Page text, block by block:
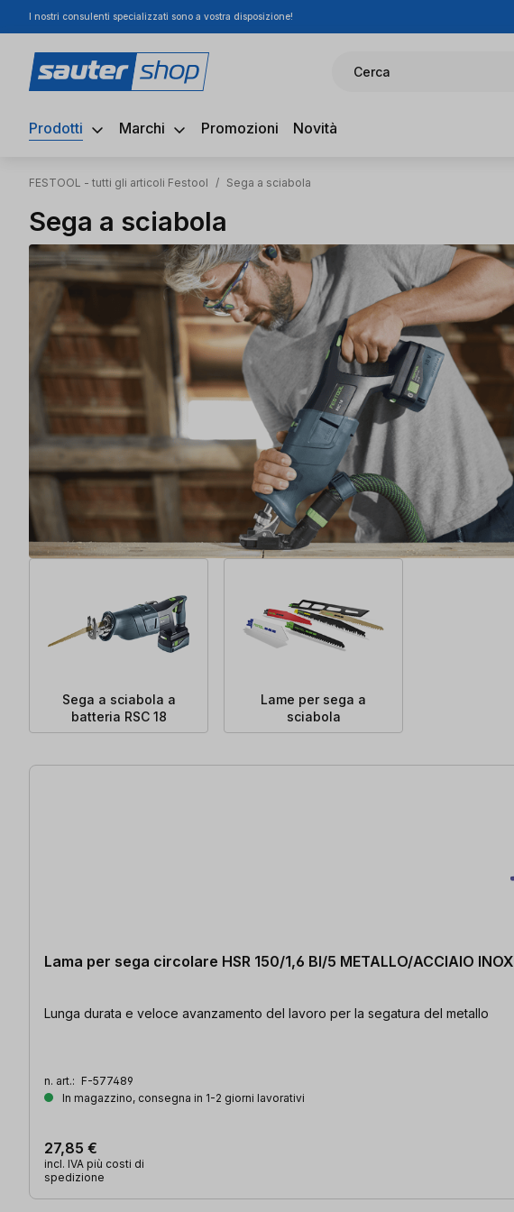
al contenuto principale
Salta alla ricerca
Passa alla navigazione principale
I nostri consulenti specializzati sono a vostra disposizione!
Cerca
Prodotti Marchi Promozioni Novità
FESTOOL - tutti gli articoli Festool / Sega a sciabola
Sega a sciabola
Sega a sciabola a
batteria RSC 18
Lame per sega a
sciabola
7 articoli trovati
Lama per sega circolare HSR 150/1,6 BI/5 METALLO/ACCIAIO INOX
Lunga durata e veloce avanzamento del lavoro per la segatura del metallo
n. art.: F-577489
In magazzino, consegna in 1-2 giorni lavorativi
27,85 €
incl. IVA più costi di
spedizione